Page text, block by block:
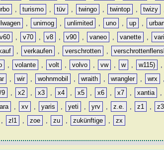
, turismo , tüv , twingo , twintop , twizy
, unimog , unlimited , uno , up ,
v60 , v70 , v8 , v90 , vaneo , vanette ,
, verkaufen , verschrotten ,
, volante , volt , volvo , vw , w , w115) ,
, wir , wohnmobil , wraith , wrangler , wrx ,
9 , x2 , x3 , x4 , x5 , x6 , x7 , xantia ,
, xv , yaris , yeti , yrv , z.e. , z1 , z3
, zl1 , zoe , zu , zukünftige , zx